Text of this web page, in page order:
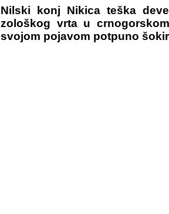
Nilski konj Nikica teška
zološkog vrta u
svojom pojavom potpuno